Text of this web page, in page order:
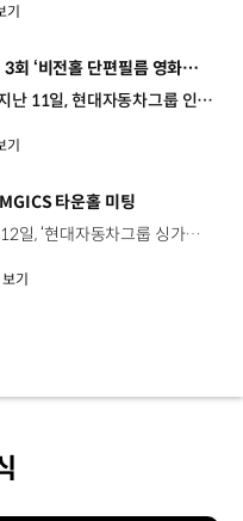
기
현대자동차그룹, 제 3회 ‘비전홀 단편필름 영화제’ 실시
현대자동차그룹이 지난 11일, 현대자동차그룹 인재개발원 마북캠퍼스에서 제 3회 ‘비전홀 단편필름 영화제’를 실시했습니다. 비전홀 단편필름 영화제는 인재개발원의 육성철학인 '자기다움'의 메시지를 전하고, 임직원들과의 공감대 형성을 위해 매년 작품을 공모하고 있는데요. 올해는 'The Drive_나를 움직이게 하는 동력'이라는 주제로, 임직원 각자의 헤리티지를 가능하게 하는 힘은 무엇인지에 대해 영상과 스토리, 쇼츠 등 총 3개 부문의 작품을 모집했습니다. 올해 영화제에는 51개 그룹사에서 총 153편의 작품이 공모에 참여했는데요. 이 중에서 ‘나의 경험이 모두에게 도움 되길’, ‘민들레’ 등 16개 작품이 당선작으로 선정됐습니다. 이날 행사에서는 작품 감상과 함께 공모전 수상자와의 대담시간을 가지며 작품에 더욱 몰입할 수 있도록 했는데요. 백정욱 상무 / 현대자동차·기아 연구개발인사실다양한 분들의 다채롭고 다양한 이야기들을 듣다 보니까 현대자동차그룹의 임직원들이 좋은 에너지를 가지고서 발전할 수 있도록 많이 고민해야 되겠다 그런 생각을 했습니다. 김병수 책임연구원 / 현대자동차·기아 전동화부식제어리서치랩회사 내에서의 영화제라서 그렇게 많은 기대는 하지 않았거든요 그런데 와보니까 레드카펫도 영화제처럼 깔려 있고요. 콘텐츠들도 다양하고 정말 유익하고 즐거운 시간인 것 같습니다. 비전홀 단편필름 영화제 수상작들은 현대자동차그룹 홈페이지와 마북캠퍼스 비전홀 등에서 감상할 수 있습니다.
기
타운홀 미팅
현지시간으로 지난 12일, ‘현대자동차그룹 싱가포르 글로벌 혁신센터’, HMGICS에서 정의선 회장과 현지 임직원 등이 참석한 가운데 타운홀 미팅이 진행됐습니다. 정유현 리포터, 이날 HMGICS 타운홀 미팅은 정의선 회장이 직접 제안한 자리였죠? 네, 정의선 회장은 HMGICS 준공 1주년을 맞아 새로운 도전을 펼치고 있는 현지 임직원들을 격려하고, 수평적이고 열린 소통을 통해 비전을 공유하고 신뢰를 강화하기 위해 타운홀 미팅을 직접 제안했습니다. HMGICS 타운홀 미팅 현장, 함께 보시죠. 이날 타운홀 미팅에는 현대자동차그룹 정의선 회장과 함께 장재훈 사장, 정준철 제조부문 부사장, 박현성 HMGICS 법인장, 알페시 파텔 HMGICS CIO등 주요 경영진들이 함께 참석했는데요. 300여 HMGICS 직원들은 정의선 회장을 비롯한 경영진들이 등장하자 열정적인 박수로 환영했습니다. 타운홀 미팅은 HMGICS 전 직원들로부터 취합한 질문과 현장 즉석 질문에 경영층이 답하는 형식으로 2시간 가량 진행됐습니다. 정의선 회장은 HMGICS 임직원들이 지난 1년 간 보여준 열정과 성과에 감사를 전하며, 타운홀 미팅을 마련한 이유에 대해 설명했습니다. 정의선 회장 / 현대자동차그룹 네, 만나게 되어 반갑습니다. 오늘이 HMGICS 1주년을 기념하는 자리여서 이곳을 방문했습니다. 우리에게는 미래에 대한 확실한 사명이 있습니다. 그리고 지금이 바로, 미래에 대해 함께 이야기하고 열린 소통을 할 수 있는 적절한 시기라고 생각해서 이 자리를 마련했습니다. 정의선 회장은 HMGICS 설립 배경에 대해서도 상세히 설명했습니다. 정의선 회장 / 현대자동차그룹 2018년에 싱가포르에 방문했을 때, 여러 사람들을 만나 이야기를 나누면서 뛰어난 능력을 가진 훌륭한 분들에게서 많은 것을 배웠습니다. 싱가포르에 미래가 있다는 것을 느꼈고 함께 미래로 나아갈 수 있다고 생각했습니다. 물론 싱가포르 면적이 좁긴 하지만 미래 모빌리티 사회를 적극적으로 추진하기에 적합하다고 생각합니다. 전 세계에는 많은 도시가 있지만 자율주행과 전동화, 수소연료전지, 심지어 SMR까지 가능한 최적의 답은 싱가포르였기 때문에 이곳에 HMGICS를 설립했습니다. 현대자동차그룹 중장기 전략 속 HMGICS의 역할과 의미에 대해서는 현대자동차 장재훈 사장이 직접 답변했습니다. 장재훈 사장 / 현대자동차2030 전략은 우리가 모빌리티뿐만 아니라 에너지 분야까지 능력을 갖추고 균형있게 성장하기 위한 전략입니다. 앞으로 더 잘해야하는 것이 SDV이고 또 하나 중요한 것은 SDF입니다. 두 가지가 결합해서 시너지를 낼 것이고 스마트한 자동차와 AI, 디지털 트윈을 적용한 스마트한 공장으로 우리는 글로벌 자동차 선도업체가 될 수 있습니다. 이것이 바로 우리가 HMGICS에 기대하는 바이고 HMGICS에서 배우고 이룬 모든 것들을 글로벌 사업장으로 확장하는 것이 우리의 로드맵입니다. 이와 함께 정준철 제조부문 부사장, 박현성 HMGICS 법인장, 알페시 파텔 HMGICS CIO가 제조 혁신 거점으로서의 HMGICS 차별점, 내년 목표 등 직원들의 다양한 질문에 답했습니다. HMGICS의 전략적 역할과 미래비전, 싱가포르에 HMGICS를 설립한 배경까지, 여러 이야기가 오고간 것 같습니다. 이어서 진행된 현장 즉석 질문 시간에서도 임직원들의 다양한 질문이 이어졌습니다. 정의선 회장은 싱가포르에서 가장 인상깊은 장소, 미래 리더로 성장하기 위한 조언 등 직원들이 궁금해하는 부분에 대해서도 진솔하게 이야기했습니다. 웡이통 스페셜리스트 / HMGICS Business Planning팀싱가포르에서 가장 인상적이었던 장소는 어디인가요? 정의선 회장 / 현대자동차그룹개인적으로 싱가포르에서 가장 인상적인 장소는 동물원입니다. 저는 싱가포르 동물원의 공간 구성이 효율적이고 사람과 동물을 깊게 배려하는 진정성을 느꼈습니다. 동물들을 배려하는 모습을 보면서 우리가 동물과 자연을 어떻게 보호해야 하는지 배울 수 있었습니다. 사람들과의 소통과 아이들을 대하는 방식도 훌륭했습니다. 그래서 저는 싱가포르 동물원이 세계에서 가장 멋진 동물원이라고 생각합니다. 미래 리더로 성장하고자 하는 직원들에게 정의선 회장은 “리더가 갖춰야 할 역할과 덕목은 다양하지만, 가장 기본이 되는 것은 호기심과 경청”이라고 강조했습니다. 제프 인턴 / HMGICS Business Cooperation팀 HMGICS 직원들에게 미래의 리더로 성장하는 데 도움이 되는 조언을 해주실 수 있으실까요? 정의선 회장 / 현대자동차그룹리더가 갖춰야 할 가장 중요한 덕목은 호기심이라고 생각합니다. 일을 할 때 호기심을 가지고 깊게 빠져들어 탐구하고 새로운 것을 이해하고 얻어내는 과정에서 중요한 것은 경청입니다. 여러분들은 직장 동료들 뿐만 아니라 친구, 가족 등 여러 구성원들이 모인 그룹에서 리더라고 생각합니다. 상대방의 의견을 경청하고 그들의 문제를 해결하려고 노력한다면 당신은 그들의 좋은 친구이자 동료가 될 수 있습니다. 저도 스스로 노력하지만 굉장히 어렵습니다. 여러분이 서로의 이야기를 경청하는 자세를 가지면 좋겠습니다. 정의선 회장은 직원들의 모든 질의가 끝난 후 직원들에 대한 격려를 통해 자긍심을 높였습니다. 정의선 회장 / 현대자동차그룹오늘도 정말 영광이고 여러분들을 만나서 반가웠습니다. 여러분의 질문을 듣고 좋은 대화를 나눴습니다. 저는 이곳을 방문할 때마다 HMGICS가 발전하는 모습을 볼 때 여러분 모두에게서 영감을 받습니다. 오픈 이노베이션 허브로서 HMGICS는 미래 모빌리티를 혁신할 새로운 비즈니스 아이디어와 기술을 지속적으로 탐구할 것입니다. 첨단 데이터를 사용하여 제조 품질과 효율성을 향상시킴으로써 궁극적으로 고객에게 좋은 제품을 제공하는 것이 우리의 목표입니다. 우리의 혁신의 여정은 지금까지도 훌륭했지만 진정한 최고의 순간은 아직 오지 않았습니다. 모두 감사합니다. HMGICS 직원들은 타운홀 미팅이 끝난 후, “현대자동차그룹의 성장에 HMGICS가 얼마나 중요한지 다시 한번 알게 됐다" “정의선 회장님이 개인적인 경험까지 얘기하며 진솔하게 조언하는 모습에 감동했다”고 소감을 밝혔습니다. 정의선 회장은 이번 타운홀 미팅을 통해 HMGICS 임직원들의 새로운 도전과 성취에 대해 감사를 표하고 앞으로 이루어 낼 혁신에 대해서도 기대감을 나타냈습니다. 이러한 배경에는 미래 모빌리티 혁신 기술 개발에서 HMGICS의 역할이 그만큼 중요하기 때문입니다. 네, 지난해 11월 준공된 HMGICS는 RD · 제조 · 비즈니스 혁신 기반 미래 모빌리티 실증을 위한 오픈 이노베이션 허브로서 현대자동차그룹 혁신의 한 축을 담당하고 있습니다. HMGICS에서는 아이오닉 5, 아이오닉 6, 자율주행 로보택시를 생산하고 있으며, 다차종 소량 생산 시스템을 구축해 시장 수요에 탄력적으로 대응하고 있습니다. 특히, 인공지능, IT, 로보틱스 등 첨단기술을 융합한 인간 중심의 제조 시스템을 개발하고 실증하는 역할을 하고 있는데요, 이 제조 플랫폼은 현대자동차그룹 메타플랜트 아메리카를 비롯한 국내외 EV 전용공장 등에 단계적으로 확대 적용할 계획입니다. 또한, 향후에는 전기차뿐만 아니라 PBV, AAM, 로봇 등 다양한 모빌리티를 생산할 수 있는 시스템을 구축해 모빌리티 제조 경쟁력을 강화할 계획입니다. HMGICS가 모빌리티 생산의 새로운 시대를 여는 곳이기도 하지만, 싱가포르와 한국 간의 협력과 우정의 상징이기도 하죠? HMGICS에는 한식 레스토랑 '나오(Na Oh)'가 있는데요, 정의선 회장은 이곳에서 싱가포르 젊은 세대들이 한국 음식을 즐기는 것을 넘어 한국 문화를 경험할 수 있듯이, HMGICS가 양국 젊은 세대 간의 시너지를 창출할 수 있는 공간이 되고 있다고 평가하기도 했습니다. HMGICS에서 지난 1년 간의 성과가 컸던 만큼 앞으로도 글로벌 모빌리티 혁신의 허브로 더욱 성장하길 기대하겠습니다. 오늘 소식 전해주셔서 고맙습니다.
기